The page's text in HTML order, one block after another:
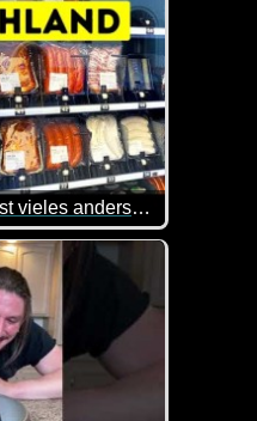
In anderen Ländern ist vieles anders, sieh selbst
Sitten. Diesen Satz